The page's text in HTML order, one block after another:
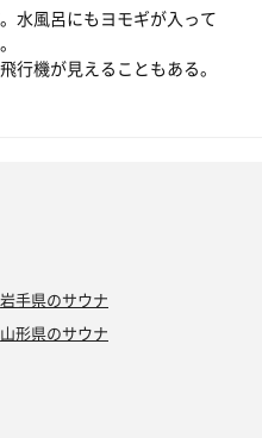
水風呂にもヨモギが入って
行機が見えることもある。
岩手県のサウナ
山形県のサウナ